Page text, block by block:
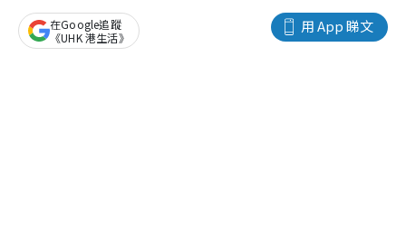
用 App 睇文
在Google追蹤
《UHK 港生活》